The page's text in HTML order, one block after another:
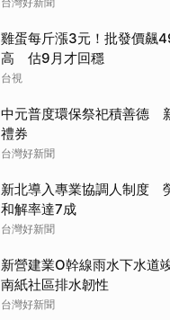
雞蛋每斤漲3元！批發價飆
高 估9月才回穩
台視
中元普度環保祭祀積善德
禮券
台灣好新聞
新北導入專業協調人制度
和解率達7成
台灣好新聞
新營建業O幹線雨水下水
南紙社區排水韌性
台灣好新聞